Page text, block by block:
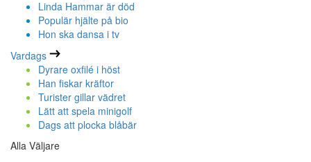
Linda Hammar är död
Populär hjälte på bio
Hon ska dansa i tv
Vardags
Dyrare oxfilé i höst
Han fiskar kräftor
Turister gillar vädret
Lätt att spela minigolf
Dags att plocka blåbär
Alla Väljare